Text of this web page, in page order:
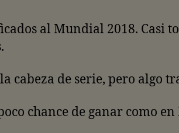
al Mundial 2018. Casi
cabeza de serie, pero algo
chance de ganar como